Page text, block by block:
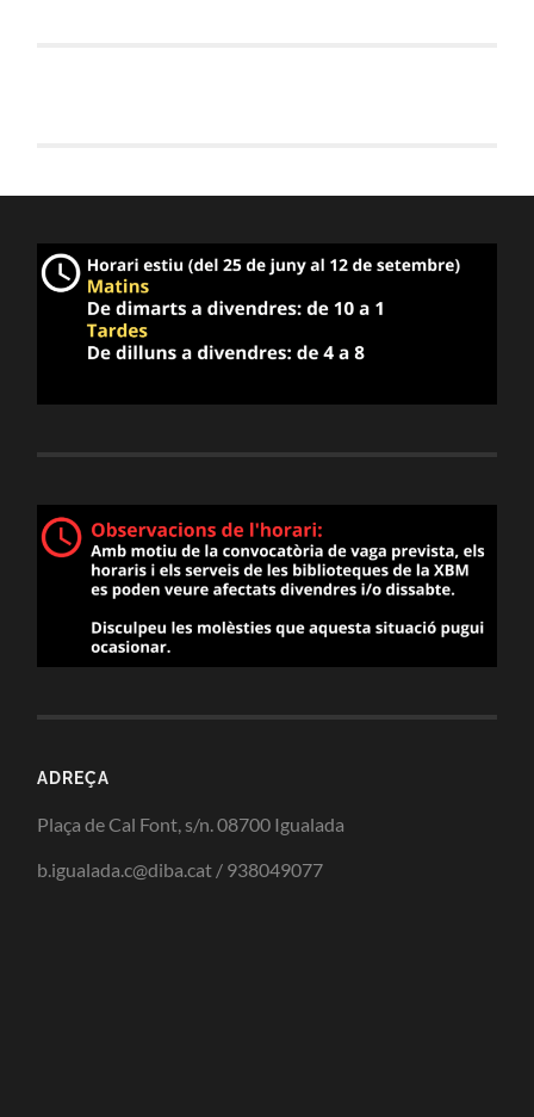
ADREÇA
Plaça de Cal Font, s/n. 08700 Igualada
b.igualada.c@diba.cat / 938049077